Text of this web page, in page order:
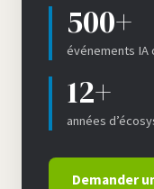
500+
événements IA
12+
années
Demander